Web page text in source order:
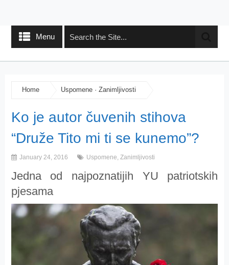
Menu
Home Uspomene· Zanimljivosti
Ko je autor čuvenih stihova
“Druže Tito mi ti se kunemo”?
January 24, 2016 Uspomene, Zanimljivosti
Jedna od najpoznatijih YU patriotskih
pjesama